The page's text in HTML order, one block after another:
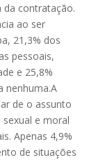
da contratação.
ao ser
21,3% dos
pessoais,
e 25,8%
nenhuma.A
de o assunto
e moral
Apenas 4,9%
de situações